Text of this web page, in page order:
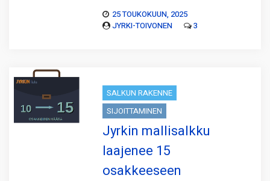
25 TOUKOKUUN, 2025
JYRKI-TOIVONEN
3
SALKUN RAKENNE
SIJOITTAMINEN
Jyrkin mallisalkku
laajenee 15
osakkeeseen